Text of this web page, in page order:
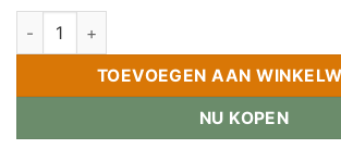
Niacinamide gel crème aantal
TOEVOEGEN AAN
NU KOPEN